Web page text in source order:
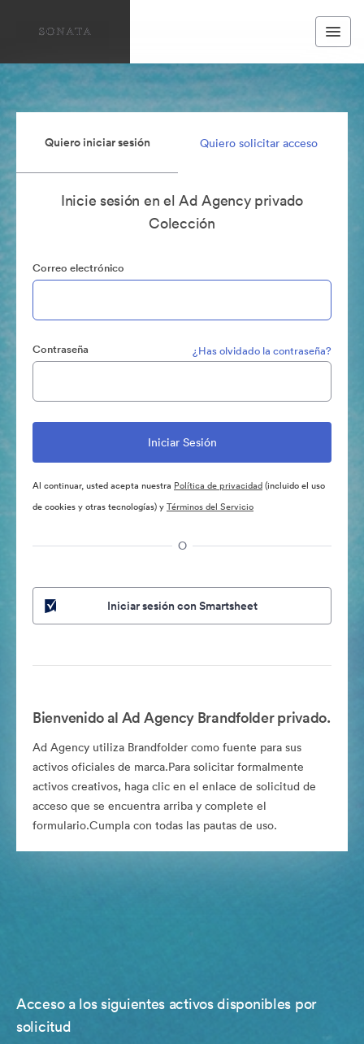
Quiero iniciar sesión Quiero solicitar acceso
Inicie sesión en el Ad Agency privado
Colección
Correo electrónico
Contraseña ¿Has olvidado la contraseña?
Al continuar, usted acepta nuestra Política de privacidad(incluido el uso
de cookies y otras tecnologías) yTérminos del Servicio
O
Iniciar sesión con Smartsheet
Bienvenido al Ad Agency Brandfolder privado.
Ad Agency utiliza Brandfolder como fuente para sus
activos oficiales de marca.Para solicitar formalmente
activos creativos, haga clic en el enlace de solicitud de
acceso que se encuentra arriba y complete el
formulario.Cumpla con todas las pautas de uso.
Acceso a los siguientes activos disponibles por
solicitud